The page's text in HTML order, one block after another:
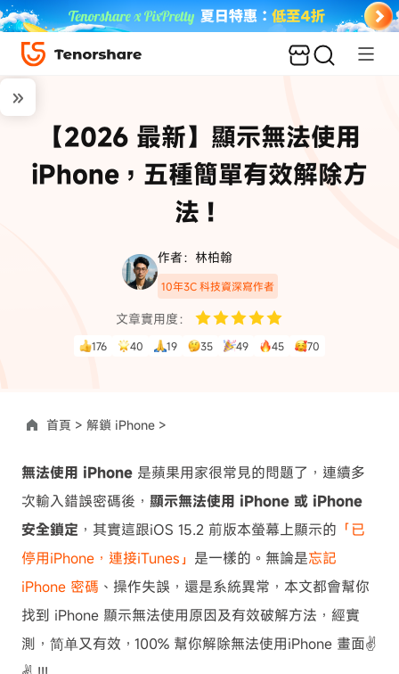
【2026 最新】顯示無法使用
iPhone，五種簡單有效解除方
法！
作者：林柏翰
10年3C 科技資深寫作者
文章實用度：
176 40 19 35 49 45 70
首頁 > 解鎖 iPhone >
無法使用 iPhone 是蘋果用家很常見的問題了，連續多
次輸入錯誤密碼後， 顯示無法使用 iPhone 或 iPhone
安全鎖定 ，其實這跟iOS 15.2 前版本螢幕上顯示的 「已
停用iPhone，連接iTunes」 是一樣的。無論是忘記
iPhone 密碼 、操作失誤，還是系統異常，本文都會幫你
找到 iPhone 顯示無法使用原因及有效破解方法，經實
測，简单又有效，100% 幫你解除無法使用iPhone 畫面✌